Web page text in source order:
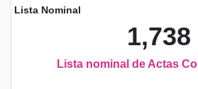
Lista Nominal
1,738
Lista nominal de Actas